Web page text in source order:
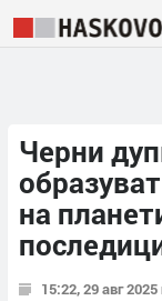
Черни
на
15:22, 29 авг 2025